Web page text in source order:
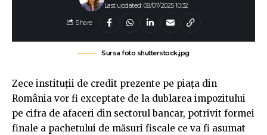
Last updated: 08/07/2025 10:32
Share
Sursa foto shutterstock.jpg
Zece instituții de credit prezente pe piața din
România vor fi exceptate de la dublarea impozitului
pe cifra de afaceri din sectorul bancar, potrivit formei
finale a pachetului de măsuri fiscale ce va fi asumat